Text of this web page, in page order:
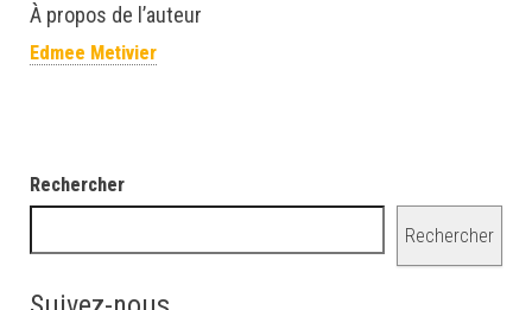
À propos de l’auteur
Edmee Metivier
Rechercher
Rechercher